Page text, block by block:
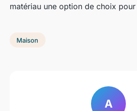
matériau une option de choix pour
Maison
A